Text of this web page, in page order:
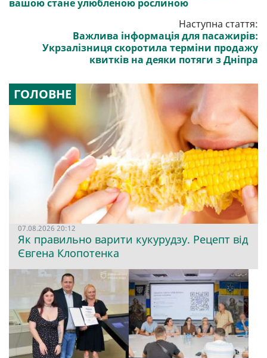
вашою стане улюбленою рослиною
Наступна стаття:
Важлива інформація для пасажирів:
Укрзалізниця скоротила терміни продажу
квитків на деяки потяги з Дніпра
ГОЛОВНЕ
07.08.2026 20:12
Як правильно варити кукурудзу. Рецепт від
Євгена Клопотенка